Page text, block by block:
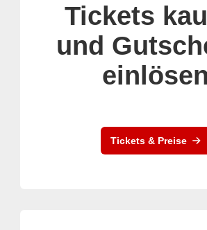
Tickets
und
einlösen
Tickets & Preise